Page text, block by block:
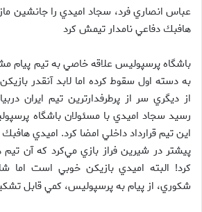
عباس انصاري فرد، سجاد اميدي را جانشين
هافبك دفاعي نامدار تيمش كرد
باشگاه پرسپوليس علاقه خاصي به تيم پيام
به دسته اول سقوط كرده اما لابد آنقدر
از ديگري سر از پرطرفدارترين تيم ايران
رسيد سجاد اميدي با مسئولان باشگاه
اين تيم قرارداد داخلي امضا كرد. اميدي
پيشتر در شيرين فراز بازي مي‌كرد كه آن
كرد! البته اميدي بازيكن خوبي است اما
شكوري، از پيام به پرسپوليس، كمي قابل